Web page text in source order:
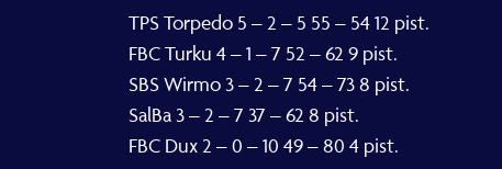
TPS Torpedo 5 – 2 – 5 55 – 54 12 pist.
FBC Turku 4 – 1 – 7 52 – 62 9 pist.
SBS Wirmo 3 – 2 – 7 54 – 73 8 pist.
SalBa 3 – 2 – 7 37 – 62 8 pist.
FBC Dux 2 – 0 – 10 49 – 80 4 pist.